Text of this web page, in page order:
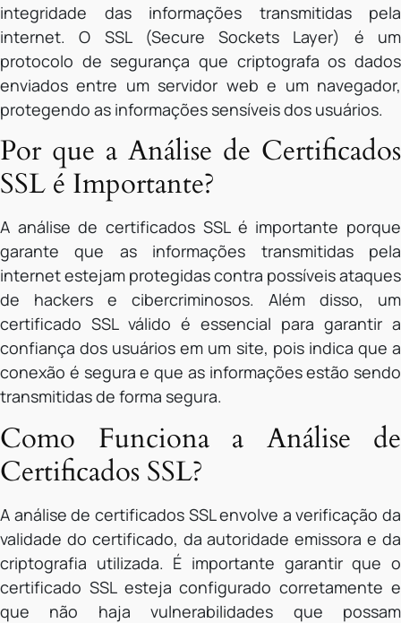
integridade das informações transmitidas pela
internet. O SSL (Secure Sockets Layer) é um
protocolo de segurança que criptografa os dados
enviados entre um servidor web e um navegador,
protegendo as informações sensíveis dos usuários.
Por que a Análise de Certificados
SSL é Importante?
A análise de certificados SSL é importante porque
garante que as informações transmitidas pela
internet estejam protegidas contra possíveis ataques
de hackers e cibercriminosos. Além disso, um
certificado SSL válido é essencial para garantir a
confiança dos usuários em um site, pois indica que a
conexão é segura e que as informações estão sendo
transmitidas de forma segura.
Como Funciona a Análise de
Certificados SSL?
A análise de certificados SSL envolve a verificação da
validade do certificado, da autoridade emissora e da
criptografia utilizada. É importante garantir que o
certificado SSL esteja configurado corretamente e
que não haja vulnerabilidades que possam